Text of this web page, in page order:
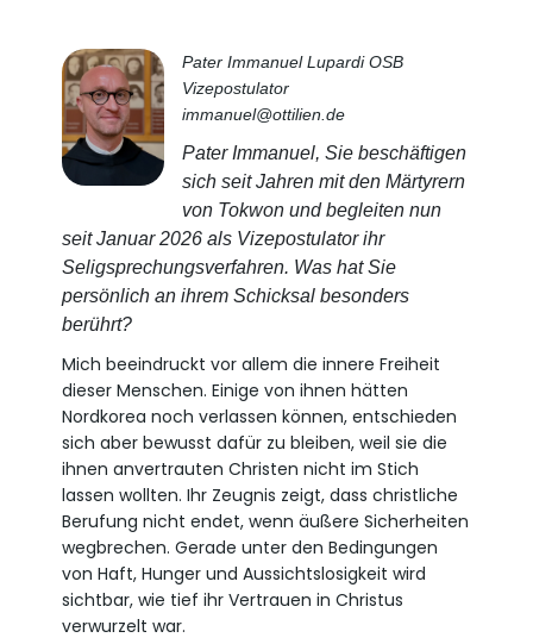
Pater Immanuel Lupardi OSB
Vizepostulator
immanuel@ottilien.de
Pater Immanuel, Sie beschäftigen
sich seit Jahren mit den Märtyrern
von Tokwon und begleiten nun
seit Januar 2026 als Vizepostulator ihr
Seligsprechungsverfahren. Was hat Sie
persönlich an ihrem Schicksal besonders
berührt?
Mich beeindruckt vor allem die innere Freiheit
dieser Menschen. Einige von ihnen hätten
Nordkorea noch verlassen können, entschieden
sich aber bewusst dafür zu bleiben, weil sie die
ihnen anvertrauten Christen nicht im Stich
lassen wollten. Ihr Zeugnis zeigt, dass christliche
Berufung nicht endet, wenn äußere Sicherheiten
wegbrechen. Gerade unter den Bedingungen
von Haft, Hunger und Aussichtslosigkeit wird
sichtbar, wie tief ihr Vertrauen in Christus
verwurzelt war.